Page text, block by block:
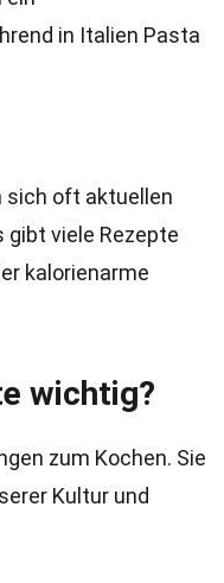
in Italien Pasta
sich oft aktuellen
gibt viele Rezepte
kalorienarme
wichtig?
zum Kochen. Sie
Kultur und